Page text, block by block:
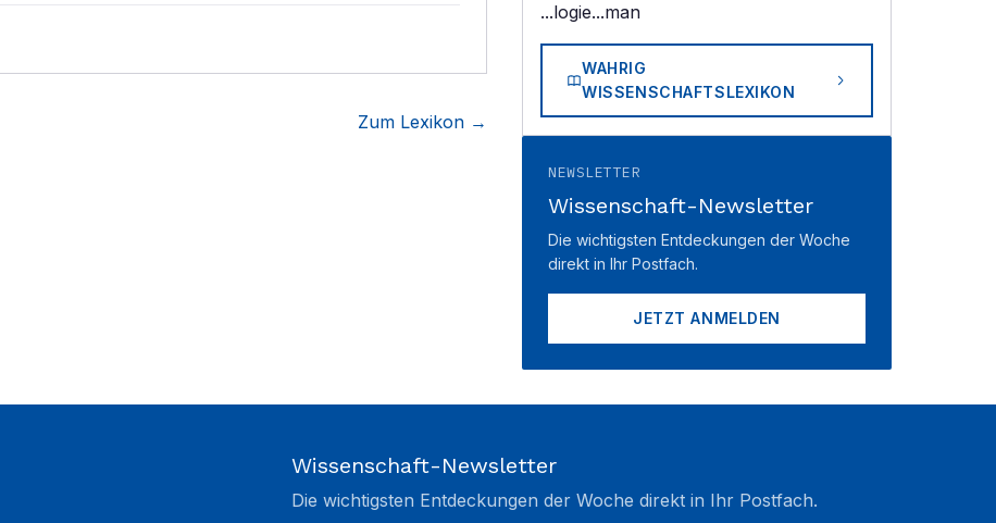
Zum Lexikon →
...logie...man
WAHRIG
WISSENSCHAFTSLEXIKON
NEWSLETTER
Wissenschaft-Newsletter
Die wichtigsten Entdeckungen der Woche
direkt in Ihr Postfach.
JETZT ANMELDEN
Wissenschaft-Newsletter
Die wichtigsten Entdeckungen der Woche direkt in Ihr Postfach.